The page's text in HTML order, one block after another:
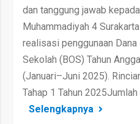
dan tanggung jawab
Muhammadiyah 4
realisasi penggunaan
Sekolah (BOS) Tahun
(Januari–Juni 2025).
Tahap 1 Tahun
Selengkapnya